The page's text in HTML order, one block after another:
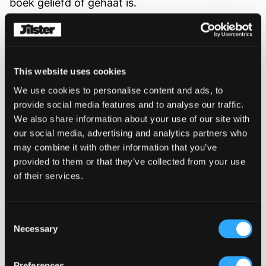
This website uses cookies
We use cookies to personalise content and ads, to
provide social media features and to analyse our traffic.
We also share information about your use of our site with
our social media, advertising and analytics partners who
may combine it with other information that you’ve
provided to them or that they’ve collected from your use
of their services.
Selection
Necessary
boek geliefd of gehaat is.
Wat is je favoriete boek? Wat was het verhaal?
Welke thema's komen aan bod? Hoe zijn de
personages? En, wat betekent het voor jou?
Interessante kunst
Van architectuur tot graffiti tot reclames, kunst
is overal. Laat je creatieve schrijfsappen stromen
en observeer de kunst om je heen of bezoek een
jouw verhaal en relatie met kunst? Voel je niet
beperkt door wat kunst 'verondersteld' wordt te
geef een visuele aanvulling bij je artikel in het